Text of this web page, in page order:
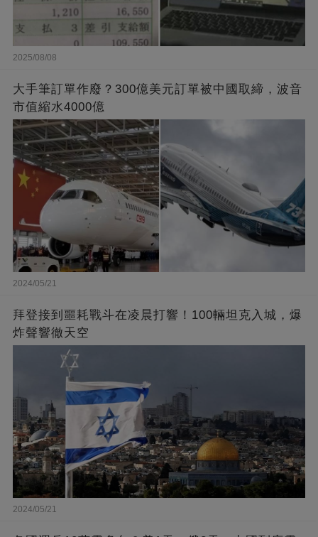
2025/08/08
大手筆訂單作廢？300億美元訂單被中國取締，波音
市值縮水4000億
2024/05/21
拜登接到噩耗戰斗在凌晨打響！100輛坦克入城，爆
炸聲響徹天空
2024/05/21